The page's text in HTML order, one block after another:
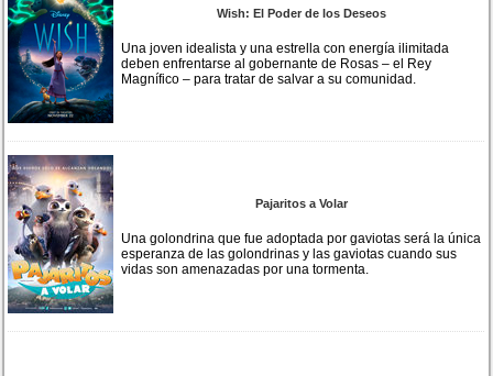
Wish: El Poder de los Deseos
Una joven idealista y una estrella con energía ilimitada
deben enfrentarse al gobernante de Rosas – el Rey
Magnífico – para tratar de salvar a su comunidad.
Pajaritos a Volar
Una golondrina que fue adoptada por gaviotas será la única
esperanza de las golondrinas y las gaviotas cuando sus
vidas son amenazadas por una tormenta.